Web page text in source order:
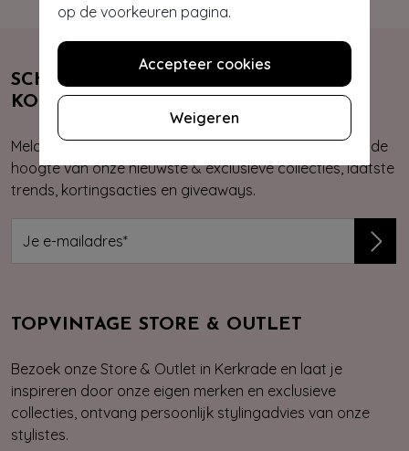
op de voorkeuren pagina.
Accepteer cookies
Weigeren
SCHRIJF JE NU IN & ONTVANG 10%
KORTING
Meld je aan voor onze nieuwsbrief. Zo ben je altijd op de
hoogte van onze nieuwste & exclusieve collecties, laatste
trends, kortingsacties en giveaways.
TOPVINTAGE STORE & OUTLET
Bezoek onze Store & Outlet in Kerkrade en laat je
inspireren door onze eigen merken en exclusieve
collecties, ontvang persoonlijk stylingadvies van onze
stylistes.